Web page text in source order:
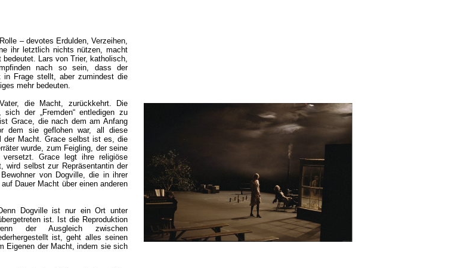
– devotes Erdulden, Verzeihen,
ihr letztlich nichts nützen, macht
Lars von Trier, katholisch,
nach so sein, dass der
in Frage stellt, aber zumindest die
mehr bedeuten.
die Macht, zurückkehrt. Die
der „Fremden“ entledigen zu
Grace, die nach dem am Anfang
dem sie geflohen war, all diese
der Macht. Grace selbst ist es, die
wurde, zum Feigling, der seine
Grace legt ihre religiöse
wird selbst zur Repräsentantin der
von Dogville, die in ihrer
Dauer Macht über einen anderen
Dogville ist nur ein Ort unter
ist. Ist die Reproduktion
der Ausgleich zwischen
ist, geht alles seinen
Eigenen der Macht, indem sie sich